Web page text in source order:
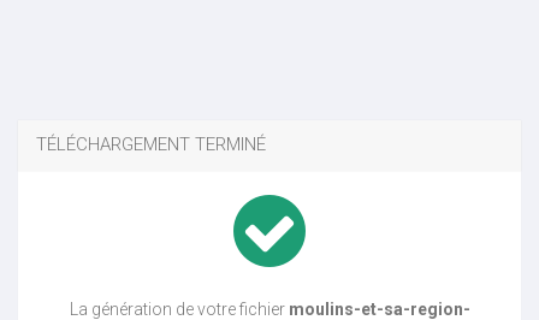
TÉLÉCHARGEMENT TERMINÉ
La génération de votre fichier moulins-et-sa-region-